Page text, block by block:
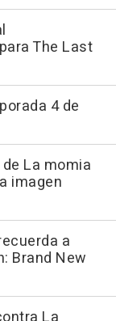
The Last
4 de
La momia
imagen
a
Brand New